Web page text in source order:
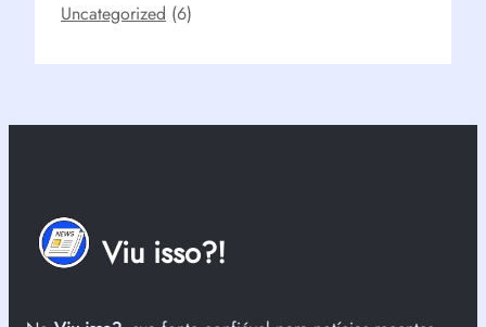
Uncategorized (6)
Viu isso?!